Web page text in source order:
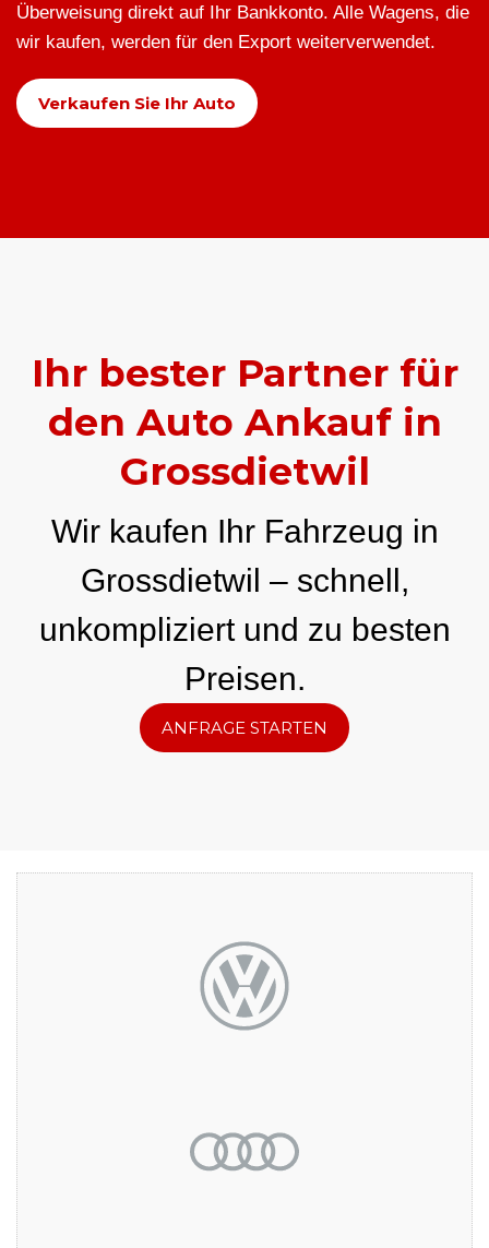
Überweisung direkt auf Ihr Bankkonto. Alle Wagens, die
wir kaufen, werden für den Export weiterverwendet.
Verkaufen Sie Ihr Auto
Ihr bester Partner für
den Auto Ankauf in
Grossdietwil
Wir kaufen Ihr Fahrzeug in
Grossdietwil – schnell,
unkompliziert und zu besten
Preisen.
ANFRAGE STARTEN